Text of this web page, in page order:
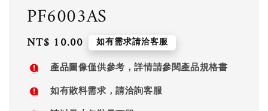
PF6003AS
Regular
price
NT$ 10.00 如有需求請洽客服
產品圖像僅供參考，詳情請參閱產品規格書
如有散料需求，請洽詢客服